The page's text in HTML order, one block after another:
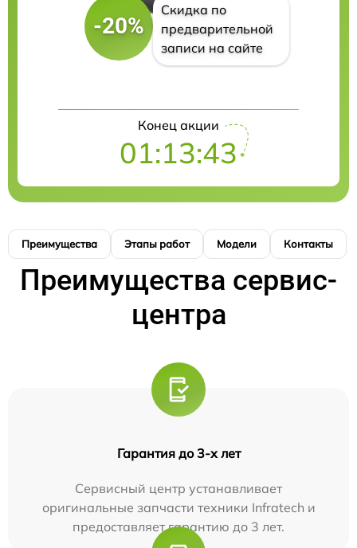
-20%
Скидка по
предварительной
записи на сайте
Конец акции
01:13:42
Преимущества Этапы работ Модели Контакты
Преимущества сервис-
центра
Гарантия до 3-х лет
Сервисный центр устанавливает
оригинальные запчасти техники Infratech и
предоставляет гарантию до 3 лет.